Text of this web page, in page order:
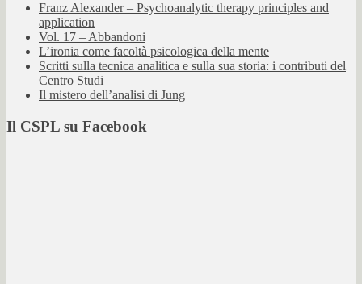
Franz Alexander – Psychoanalytic therapy principles and
application
Vol. 17 – Abbandoni
L’ironia come facoltà psicologica della mente
Scritti sulla tecnica analitica e sulla sua storia: i contributi del
Centro Studi
Il mistero dell’analisi di Jung
Il CSPL su Facebook